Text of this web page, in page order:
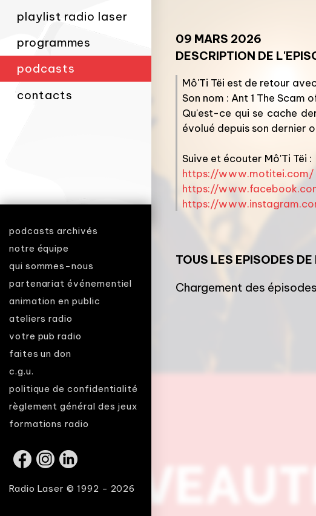
playlist radio laser
programmes
podcasts
contacts
podcasts archivés
notre équipe
qui sommes-nous
partenariat événementiel
animation en public
ateliers radio
votre pub radio
faites un don
c.g.u.
politique de confidentialité
règlement général des jeux
formations radio
Radio Laser © 1992 - 2026
09 MARS 2026
DESCRIPTION DE
Mô'Ti Tëi est de retour
Son nom : Ant 1 The Scam
Qu'est-ce qui se cache
évolué depuis son dernier
Suive et écouter Mô'Ti Tëi :
https://www.motitei.com/
https://
https://
TOUS LES EPISODES DE
Chargement des